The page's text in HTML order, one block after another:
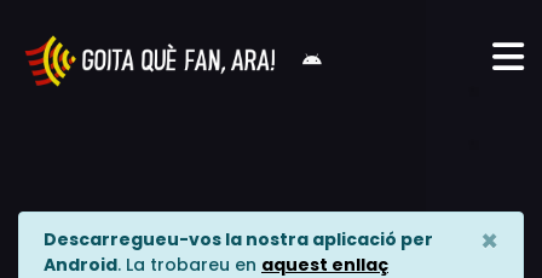
Descarregueu-vos la nostra aplicació per
Android. La trobareu en aquest enllaç
×